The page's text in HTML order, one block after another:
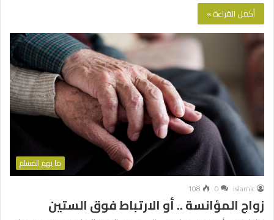
أكمل القراءة »
ما يهم المسلم
islamic
0
108
زواج المؤانسة .. أو الارتباط فوق الستين